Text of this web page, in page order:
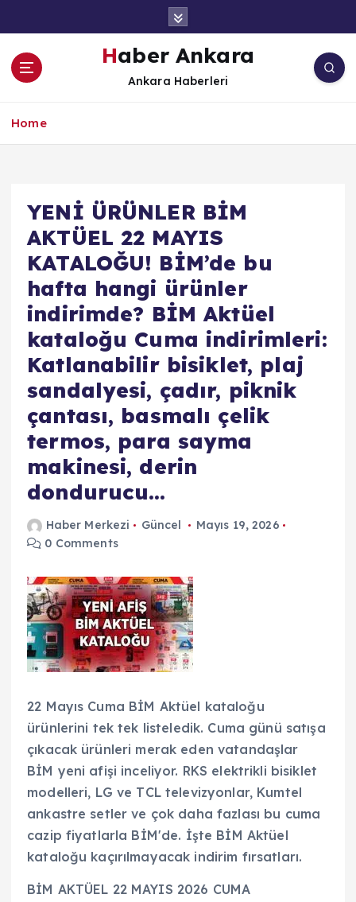
Haber Ankara
Ankara Haberleri
Home
YENİ ÜRÜNLER BİM
AKTÜEL 22 MAYIS
KATALOĞU! BİM’de bu
hafta hangi ürünler
indirimde? BİM Aktüel
kataloğu Cuma indirimleri:
Katlanabilir bisiklet, plaj
sandalyesi, çadır, piknik
çantası, basmalı çelik
termos, para sayma
makinesi, derin
dondurucu…
Haber Merkezi Güncel
Mayıs 19, 2026
0 Comments
22 Mayıs Cuma BİM Aktüel kataloğu
ürünlerini tek tek listeledik. Cuma günü satışa
çıkacak ürünleri merak eden vatandaşlar
BİM yeni afişi inceliyor. RKS elektrikli bisiklet
modelleri, LG ve TCL televizyonlar, Kumtel
ankastre setler ve çok daha fazlası bu cuma
cazip fiyatlarla BİM'de. İşte BİM Aktüel
kataloğu kaçırılmayacak indirim fırsatları.
BİM AKTÜEL 22 MAYIS 2026 CUMA